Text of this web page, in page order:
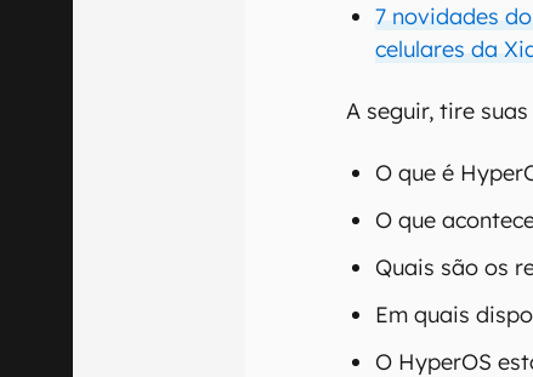
7 novidades
celulares da
A seguir, tire
O que é
O que
Quais são os
Em quais
O HyperOS